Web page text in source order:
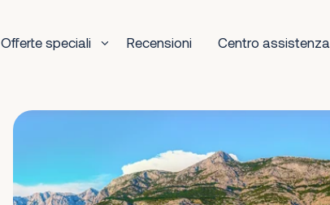
Offerte speciali Recensioni Centro assistenza